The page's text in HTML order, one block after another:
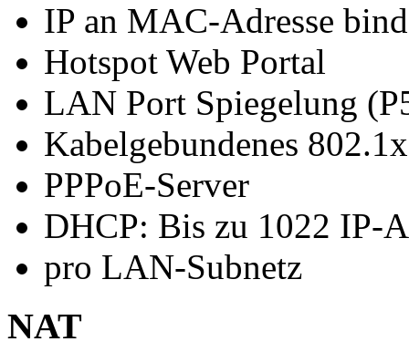
IP an MAC-Adresse
Hotspot Web Portal
LAN Port Spiegelung
Kabelgebundenes
PPPoE-Server
DHCP: Bis zu 1022 IP-
pro LAN-Subnetz
NAT